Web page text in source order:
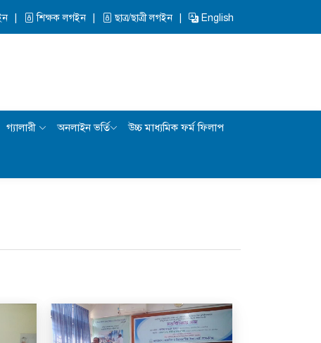
শিক্ষক লগইন ছাত্র/ছাত্রী লগইন English
গ্যালারী অনলাইন ভর্তি উচ্চ মাধ্যমিক ফর্ম ফিলাপ